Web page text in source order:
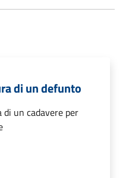
di un defunto
un cadavere per